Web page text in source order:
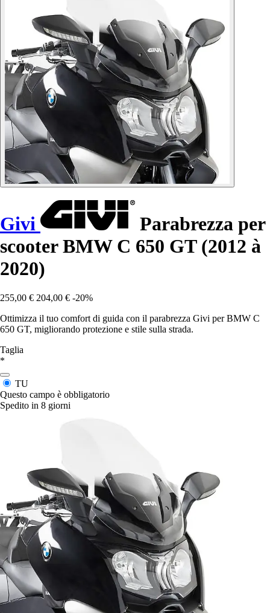
Givi
Parabrezza per
scooter BMW C 650 GT (2012 à
2020)
255,00 € 204,00 € -20%
Ottimizza il tuo comfort di guida con il parabrezza Givi per BMW C
650 GT, migliorando protezione e stile sulla strada.
Taglia
*
TU
Questo campo è obbligatorio
Spedito in 8 giorni